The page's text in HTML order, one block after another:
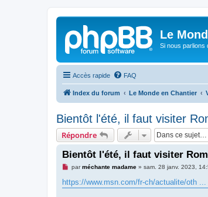
Le
Si nous parlions
Accès rapide FAQ
Index du forum Le Monde en Chantier
Bientôt l'été, il faut visiter
Répondre
Bientôt l'été, il faut visiter
M
s
s
parméchante madame» sam. 28 janv. 2023,
https://www.msn.com/fr-ch/actualite/oth ...